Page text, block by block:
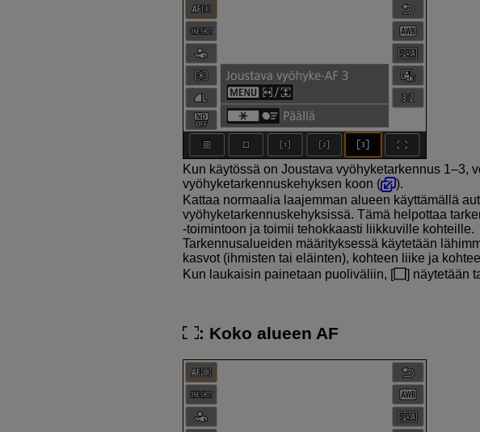
Kun käytössä on Joustava vyöhyketarkennus 1–3,
vyöhyketarkennuskehyksen koon (
).
Kattaa normaalia laajemman alueen käyttämällä
vyöhyketarkennuskehyksissä. Tämä helpottaa
‑toimintoon ja toimii tehokkaasti liikkuville kohteille.
Tarkennusalueiden määrityksessä käytetään
kasvot (ihmisten tai eläinten), kohteen liike ja
Kun laukaisin painetaan puoliväliin, [
] näytetään
: Koko alueen AF